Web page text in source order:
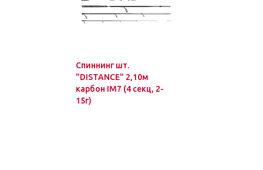
Спиннинг шт.
"DISTANCE" 2,10м
карбон IM7 (4 секц, 2-
15г)